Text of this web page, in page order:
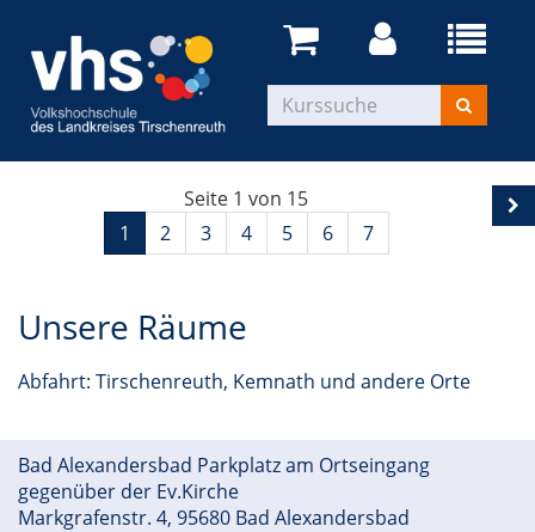
Seite 1 von 15
1
2 3 4 5 6 7
Unsere Räume
Abfahrt: Tirschenreuth, Kemnath und andere Orte
Bad Alexandersbad Parkplatz am Ortseingang
gegenüber der Ev.Kirche
Markgrafenstr. 4, 95680 Bad Alexandersbad